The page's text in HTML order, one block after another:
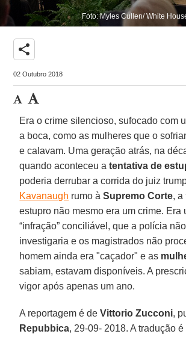
Foto: Myles Cullen/ White
share
02 Outubro 2018
Era o crime silencioso, sufocado com
a boca, como as mulheres que o
e calavam. Uma geração atrás, na
quando aconteceu atentativa de
poderia derrubar a corrida do juiz
Kavanaugh rumo àSupremo Corte, a
estupro não mesmo era um crime. Era
“infração” conciliável, que a polícia
investigaria e os magistrados não
homem ainda era "caçador" e as
sabiam, estavam disponíveis. A
vigor após apenas um ano.
A reportagem é deVittorio Zucconi,
Repubbica, 29-09- 2018. A tradução é